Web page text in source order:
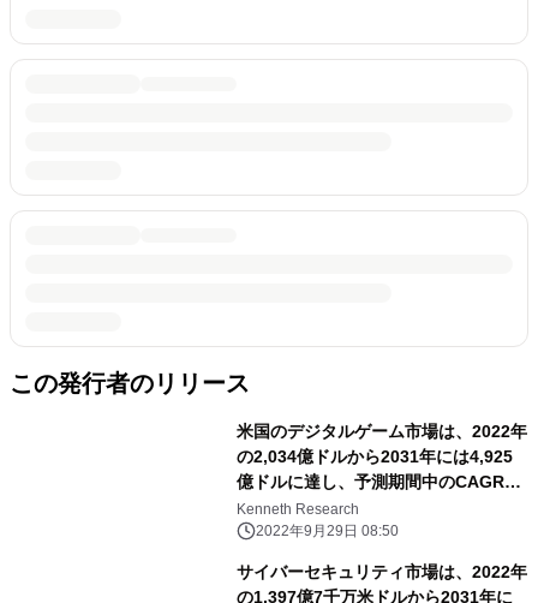
この発行者のリリース
米国のデジタルゲーム市場は、2022年
の2,034億ドルから2031年には4,925
億ドルに達し、予測期間中のCAGRは
3.4%で推移
Kenneth Research
2022年9月29日 08:50
サイバーセキュリティ市場は、2022年
の1,397億7千万米ドルから2031年に